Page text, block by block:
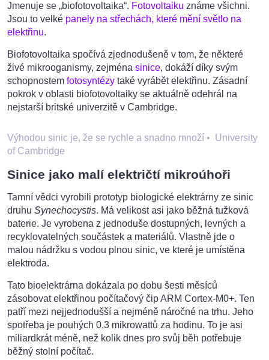
Jmenuje se „biofotovoltaika“. Fotovoltaiku známe všichni.
Jsou to velké panely na střechách, které mění světlo na
elektřinu.
Biofotovoltaika spočívá zjednodušeně v tom, že některé
živé mikrooganismy, zejména sinice, dokáží díky svým
schopnostem fotosyntézy také vyrábět elektřinu. Zásadní
pokrok v oblasti biofotovoltaiky se aktuálně odehrál na
nejstarší britské univerzitě v Cambridge.
Výhodou sinic je, že se rychle a snadno množí • University
of Cambridge
Sinice jako malí električtí mikroúhoři
Tamní vědci vyrobili prototyp biologické elektrárny ze sinic
druhu Synechocystis. Má velikost asi jako běžná tužková
baterie. Je vyrobena z jednoduše dostupných, levných a
recyklovatelných součástek a materiálů. Vlastně jde o
malou nádržku s vodou plnou sinic, ve které je umístěna
elektroda.
Tato bioelektrárna dokázala po dobu šesti měsíců
zásobovat elektřinou počítačový čip ARM Cortex-M0+. Ten
patří mezi nejjednodušší a nejméně náročné na trhu. Jeho
spotřeba je pouhých 0,3 mikrowattů za hodinu. To je asi
miliardkrát méně, než kolik dnes pro svůj běh potřebuje
běžný stolní počítač.